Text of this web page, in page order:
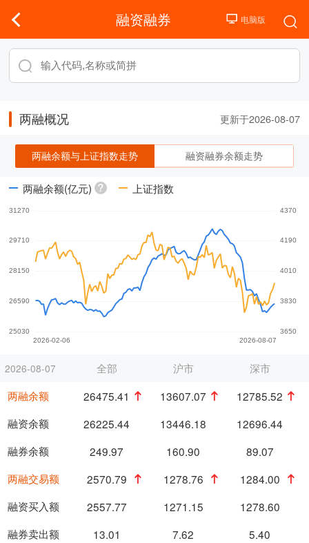
融资融券
两融概况 更新于2026-08-07
两融余额与上证指数走势 融资融券余额走势
两融余额(亿元) 上证指数
2026-08-07
两融余额
融资余额
融券余额
两融交易额
融资买入额
融券卖出额
全部 沪市
深市
26475.41
13607.07
12785.52
26225.44
13446.18
12696.44
249.97
160.90
89.07
2570.79
1278.76
1284.00
2557.77
1271.15
1278.60
13.01
7.62 5.40